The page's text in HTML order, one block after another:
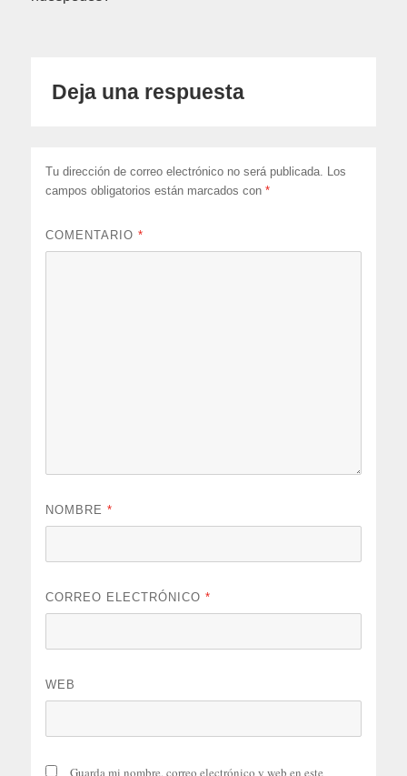
Deja una respuesta
Tu dirección de correo electrónico no será publicada.
Los
campos obligatorios están marcados con*
COMENTARIO*
NOMBRE*
CORREO ELECTRÓNICO*
WEB
Guarda mi nombre, correo electrónico y web en este